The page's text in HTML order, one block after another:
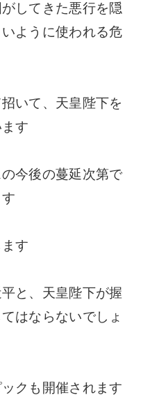
してきた悪行を隠
ように使われる危
いて、天皇陛下を
す
今後の蔓延次第で
す
と、天皇陛下が握
はならないでしょ
クも開催されます